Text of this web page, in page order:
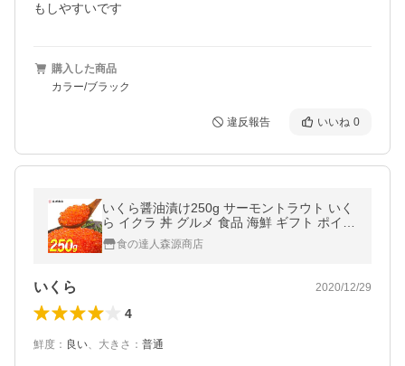
もしやすいです
購入した商品
カラー/ブラック
違反報告 いいね 0
いくら醤油漬け250g サーモントラウト いく
ら イクラ 丼 グルメ 食品 海鮮 ギフト ポイン
ト利用 爆買
食の達人森源商店
いくら 2020/12/29
4
鮮度 ： 良い、 大きさ ： 普通